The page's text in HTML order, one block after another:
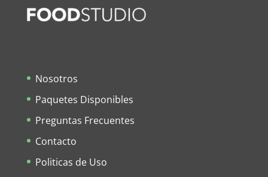
Nosotros
Paquetes Disponibles
Preguntas Frecuentes
Contacto
Politicas de Uso